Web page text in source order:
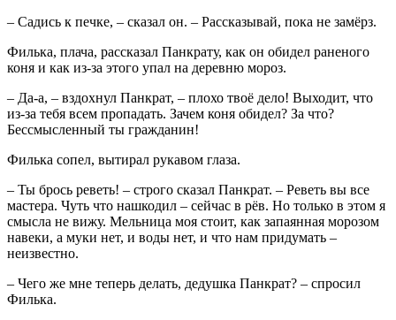
– Садись к печке, – сказал он. – Рассказывай, пока не замёрз.
Филька, плача, рассказал Панкрату, как он обидел раненого
коня и как из-за этого упал на деревню мороз.
– Да-а, – вздохнул Панкрат, – плохо твоё дело! Выходит, что
из-за тебя всем пропадать. Зачем коня обидел? За что?
Бессмысленный ты гражданин!
Филька сопел, вытирал рукавом глаза.
– Ты брось реветь! – строго сказал Панкрат. – Реветь вы все
мастера. Чуть что нашкодил – сейчас в рёв. Но только в этом я
смысла не вижу. Мельница моя стоит, как запаянная морозом
навеки, а муки нет, и воды нет, и что нам придумать –
неизвестно.
– Чего же мне теперь делать, дедушка Панкрат? – спросил
Филька.